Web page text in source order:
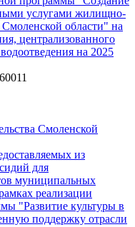
услугами жилищно-
Смоленской области" на
централизованного
на 2025
Смоленской
из
для
муниципальных
реализации
"Развитие культуры в
поддержку отрасли